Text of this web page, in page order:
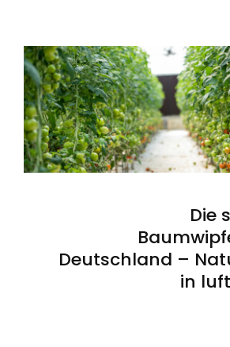
Die
Deutschland –
in